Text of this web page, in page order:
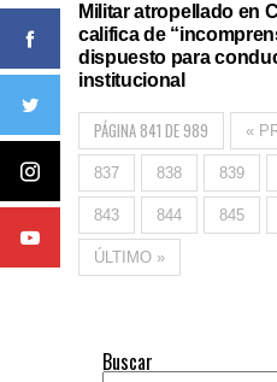
Militar atropellado en
califica de
dispuesto para
institucional
PÁGINA 841 DE 989 «
837 838 839
843 844 845
ÚLTIMO »
Buscar